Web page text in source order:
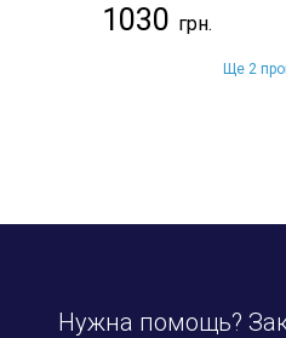
1030
Ще 2
Нужна помощь?